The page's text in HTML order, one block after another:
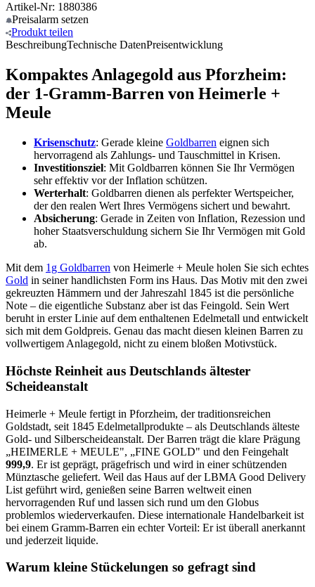
Artikel-Nr: 1880386
Preisalarm setzen
Produkt teilen
BeschreibungTechnische DatenPreisentwicklung
Kompaktes Anlagegold aus Pforzheim:
der 1-Gramm-Barren von Heimerle +
Meule
Krisenschutz: Gerade kleine Goldbarren eignen sich
hervorragend als Zahlungs- und Tauschmittel in Krisen.
Investitionsziel: Mit Goldbarren können Sie Ihr Vermögen
sehr effektiv vor der Inflation schützen.
Werterhalt: Goldbarren dienen als perfekter Wertspeicher,
der den realen Wert Ihres Vermögens sichert und bewahrt.
Absicherung: Gerade in Zeiten von Inflation, Rezession und
hoher Staatsverschuldung sichern Sie Ihr Vermögen mit Gold
ab.
Mit dem 1g Goldbarren von Heimerle + Meule holen Sie sich echtes
Gold in seiner handlichsten Form ins Haus. Das Motiv mit den zwei
gekreuzten Hämmern und der Jahreszahl 1845 ist die persönliche
Note – die eigentliche Substanz aber ist das Feingold. Sein Wert
beruht in erster Linie auf dem enthaltenen Edelmetall und entwickelt
sich mit dem Goldpreis. Genau das macht diesen kleinen Barren zu
vollwertigem Anlagegold, nicht zu einem bloßen Motivstück.
Höchste Reinheit aus Deutschlands ältester
Scheideanstalt
Heimerle + Meule fertigt in Pforzheim, der traditionsreichen
Goldstadt, seit 1845 Edelmetallprodukte – als Deutschlands älteste
Gold- und Silberscheideanstalt. Der Barren trägt die klare Prägung
„HEIMERLE + MEULE", „FINE GOLD" und den Feingehalt
999,9. Er ist geprägt, prägefrisch und wird in einer schützenden
Münztasche geliefert. Weil das Haus auf der LBMA Good Delivery
List geführt wird, genießen seine Barren weltweit einen
hervorragenden Ruf und lassen sich rund um den Globus
problemlos wiederverkaufen. Diese internationale Handelbarkeit ist
bei einem Gramm-Barren ein echter Vorteil: Er ist überall anerkannt
und jederzeit liquide.
Warum kleine Stückelungen so gefragt sind